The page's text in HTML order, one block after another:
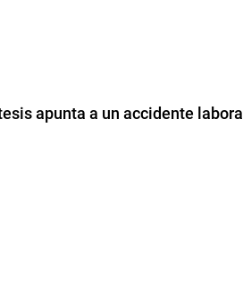
apunta a un accidente laboral